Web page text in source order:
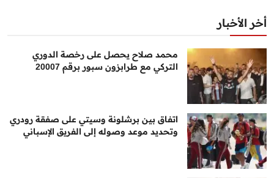
أخر الأخبار
محمد صلاح يحصل على رخصة الدوري
التركي مع طرابزون سبور برقم 20007
اتفاق بين برشلونة وسيتي على صفقة رودري
وتحديد موعد وصوله إلى الفريق الإسباني